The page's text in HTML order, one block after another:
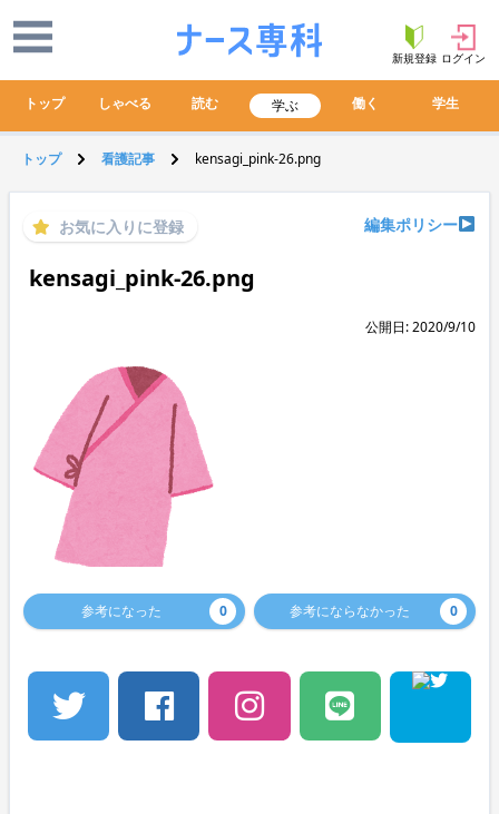
新規登録 ログイン
トップ しゃべる 読む 学ぶ 働く 学生
トップ 看護記事 kensagi_pink-26.png
お気に入りに登録 編集ポリシー
kensagi_pink-26.png
公開日: 2020/9/10
参考になった 0 参考にならなかった 0